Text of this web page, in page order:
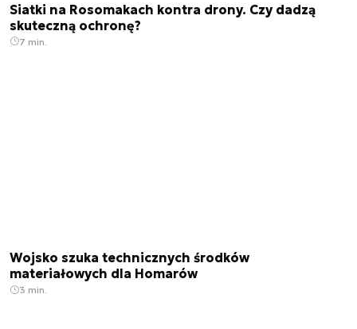
Siatki na Rosomakach kontra drony. Czy dadzą
skuteczną ochronę?
7 min.
Wojsko szuka technicznych środków
materiałowych dla Homarów
3 min.